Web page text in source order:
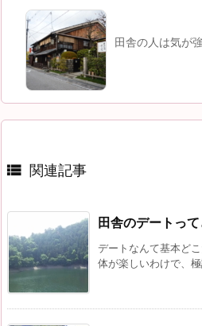
田舎の人は気が
 関連記事
田舎のデートっ
デートなんて基本ど
体が楽しいわけで、